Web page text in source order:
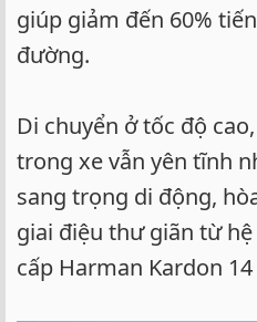
giúp giảm đến 60%
đường.
Di chuyển ở tốc độ
trong xe vẫn yên tĩnh
sang trọng di động,
giai điệu thư giãn từ
cấp Harman Kardon 14